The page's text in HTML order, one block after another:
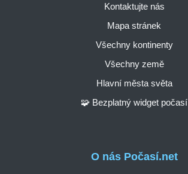
O nás Počasí.net
Kontaktujte nás
Mapa stránek
Všechny kontinenty
Všechny země
Hlavní města světa
🧩 Bezplatný widget počasí